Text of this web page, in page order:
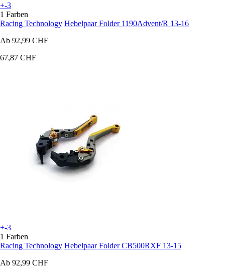
+-3
1 Farben
Racing Technology Hebelpaar Folder 1190Advent/R 13-16
Ab 92,99 CHF
67,87 CHF
+-3
1 Farben
Racing Technology Hebelpaar Folder CB500RXF 13-15
Ab 92,99 CHF